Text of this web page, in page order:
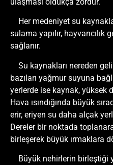
Her medeniyet su
sulama yapılır, hayvancılık
sağlanır.
Su kaynakları nereden
bazıları yağmur suyuna
yerlerde ise kaynak, yüksek
Hava ısındığında büyük
erir, eriyen su daha alçak
Dereler bir noktada
birleşerek büyük ırmaklara
Büyük nehirlerin birleştiği